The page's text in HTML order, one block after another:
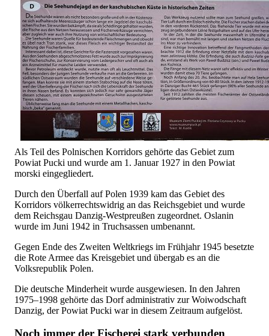
Als Teil des Polnischen Korridors gehörte das Gebiet zum
Powiat Pucki und wurde am 1. Januar 1927 in den Powiat
morski eingegliedert.
Durch den Überfall auf Polen 1939 kam das Gebiet des
Korridors völkerrechtswidrig an das Reichsgebiet und wurde
dem Reichsgau Danzig-Westpreußen zugeordnet. Oslanin
wurde im Juni 1942 in Truchsassen umbenannt.
Gegen Ende des Zweiten Weltkriegs im Frühjahr 1945 besetzte
die Rote Armee das Kreisgebiet und übergab es an die
Volksrepublik Polen.
Die deutsche Minderheit wurde ausgewiesen. In den Jahren
1975–1998 gehörte das Dorf administrativ zur Woiwodschaft
Danzig, der Powiat Pucki war in diesem Zeitraum aufgelöst.
Noch immer der Fischerei stark verbunden